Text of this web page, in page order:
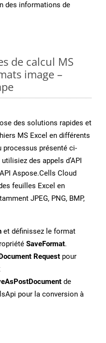
des informations de
de calcul MS
image –
des solutions rapides et
MS Excel en différents
processus présenté ci-
des appels d’API
Aspose.Cells Cloud
feuilles Excel en
JPEG, PNG, BMP,
et définissez le format
SaveFormat.
Request pour
de
pour la conversion à